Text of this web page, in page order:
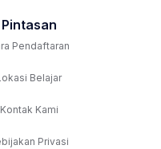
Pintasan
Pendaftaran
Belajar
Kontak Kami
Privasi